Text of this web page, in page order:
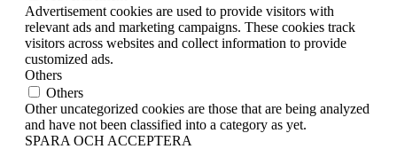
Advertisement cookies are used to provide visitors with
relevant ads and marketing campaigns. These cookies track
visitors across websites and collect information to provide
customized ads.
Others
Others
Other uncategorized cookies are those that are being analyzed
and have not been classified into a category as yet.
SPARA OCH ACCEPTERA